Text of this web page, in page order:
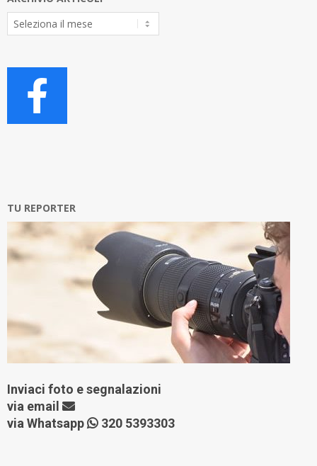
Archivio
Articoli
TU REPORTER
Inviaci foto e segnalazioni
via email
via Whatsapp
320 5393303